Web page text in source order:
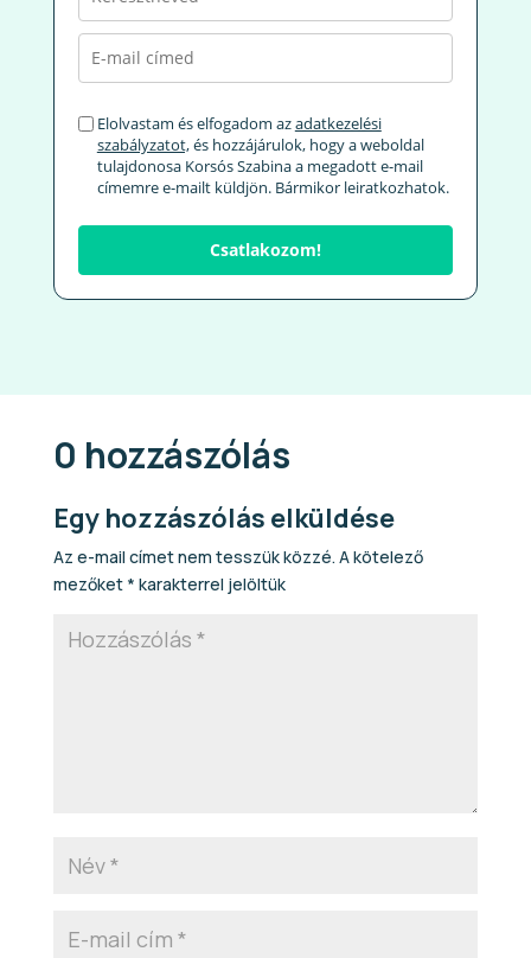
Csatlakozom!
Elolvastam és elfogadom azadatkezelési
szabályzatot,és hozzájárulok, hogy a weboldal
tulajdonosa Korsós Szabina a megadott e-mail
címemre e-mailt küldjön. Bármikor leiratkozhatok.
0 hozzászólás
Egy hozzászólás elküldése
Az e-mail címet nem tesszük közzé. A kötelező
mezőket * karakterrel jelöltük